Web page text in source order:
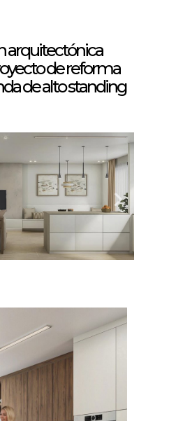
arquitectónica
de reforma
de alto standing